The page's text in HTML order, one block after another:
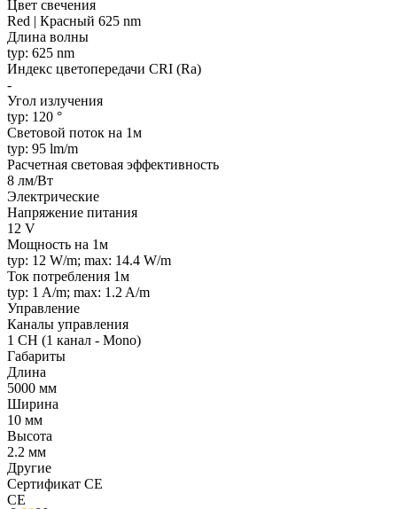
Цвет свечения
Red | Красный 625 nm
Длина волны
typ: 625 nm
Индекс цветопередачи CRI (Ra)
-
Угол излучения
typ: 120 °
Световой поток на 1м
typ: 95 lm/m
Расчетная световая эффективность
8 лм/Вт
Электрические
Напряжение питания
12 V
Мощность на 1м
typ: 12 W/m; max: 14.4 W/m
Ток потребления 1м
typ: 1 A/m; max: 1.2 A/m
Управление
Каналы управления
1 CH (1 канал - Mono)
Габариты
Длина
5000 мм
Ширина
10 мм
Высота
2.2 мм
Другие
Сертификат CE
CE